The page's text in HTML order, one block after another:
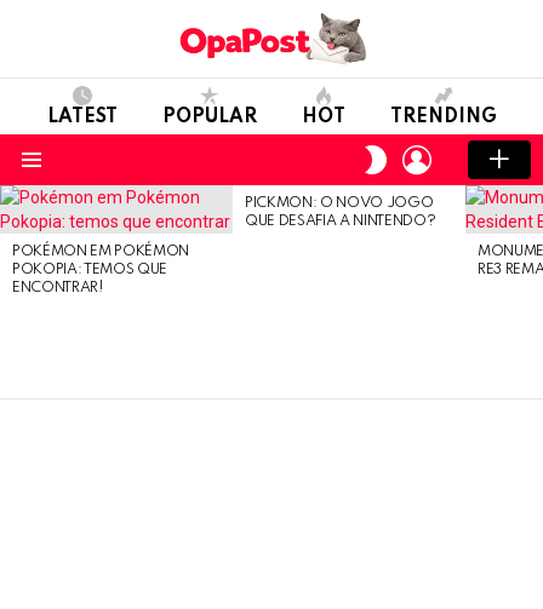
LATEST POPULAR HOT TRENDING
SWITCH
SKIN
LOGIN
LATEST
STORIES
POKÉMON EM POKÉMON
POKOPIA: TEMOS QUE
ENCONTRAR!
PICKMON: O NOVO JOGO
QUE DESAFIA A NINTENDO?
RE3